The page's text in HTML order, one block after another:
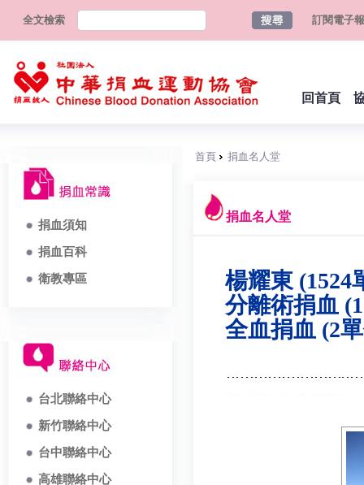
全文檢索 訂閱電子報
回首頁
捐血須知
捐血百科
衛教專區
台北聯絡中心
新竹聯絡中心
台中聯絡中心
高雄聯絡中心
首頁 捐血名人堂
捐血名人堂
楊耀東 (1524
分離術捐血
全血捐血 (2